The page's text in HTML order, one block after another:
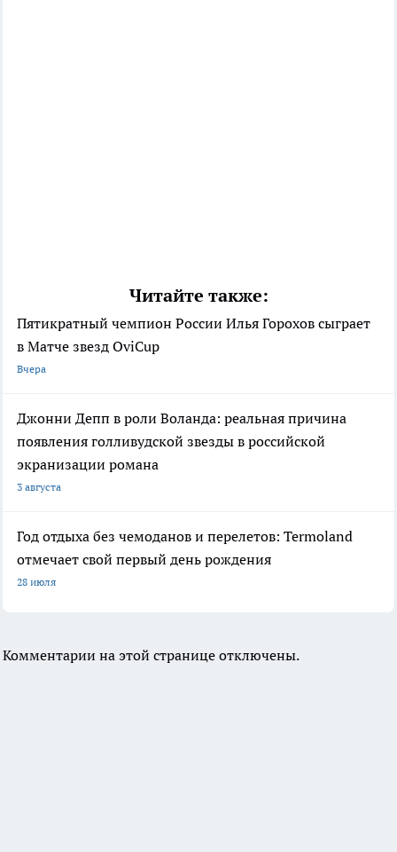
Читайте также:
Пятикратный чемпион России Илья Горохов сыграет
в Матче звезд OviCup
Вчера
Джонни Депп в роли Воланда: реальная причина
появления голливудской звезды в российской
экранизации романа
3 августа
Год отдыха без чемоданов и перелетов: Termoland
отмечает свой первый день рождения
28 июля
Комментарии на этой странице отключены.